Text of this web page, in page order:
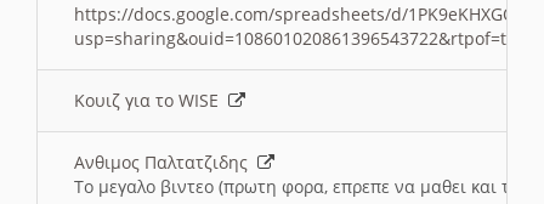
https://docs.google.com/spreadsheets/d/
Κουιζ για το WISE
Ανθιμος Παλτατζιδης
Το μεγαλο βιντεο (πρωτη φορα, επρεπε να μαθει και το